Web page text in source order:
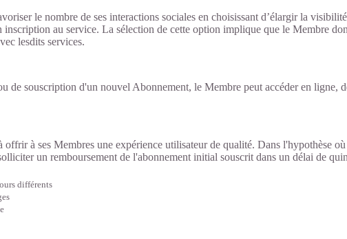
le nombre de ses interactions sociales en choisissant d’élargir la
inscription au service. La sélection de cette option implique que le Membre
lesdits services.
de souscription d'un nouvel Abonnement, le Membre peut accéder en ligne,
offrir à ses Membres une expérience utilisateur de qualité. Dans l'hypothèse
un remboursement de l'abonnement initial souscrit dans un délai de
différents